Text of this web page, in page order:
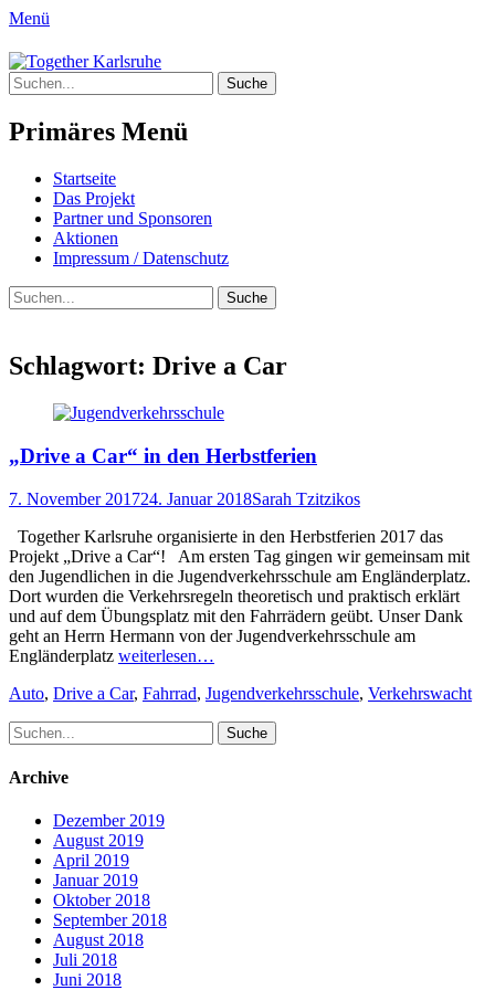
Menü
Together Karlsruhe
Integration von jungen Menschen mit
Fluchterfahrung und
Migrationshintergrund
Suche
nach:
Primäres Menü
Springe
zum
Inhalt
Startseite
Das Projekt
Partner und Sponsoren
Aktionen
Impressum / Datenschutz
Suchen
Suche
nach:
Schlagwort: Drive a Car
„Drive a Car“ in den Herbstferien
Posted
7. November 201724. Januar 2018Author
Sarah Tzitzikos
Together Karlsruhe organisierte in den Herbstferien 2017 das
Projekt „Drive a Car“! Am ersten Tag gingen wir gemeinsam mit
den Jugendlichen in die Jugendverkehrsschule am Engländerplatz.
Dort wurden die Verkehrsregeln theoretisch und praktisch erklärt
und auf dem Übungsplatz mit den Fahrrädern geübt. Unser Dank
geht an Herrn Hermann von der Jugendverkehrsschule am
Engländerplatz weiterlesen…
Schlagworte
Auto, Drive a Car, Fahrrad, Jugendverkehrsschule, Verkehrswacht
Suche
nach:
Archive
Dezember 2019
August 2019
April 2019
Januar 2019
Oktober 2018
September 2018
August 2018
Juli 2018
Juni 2018